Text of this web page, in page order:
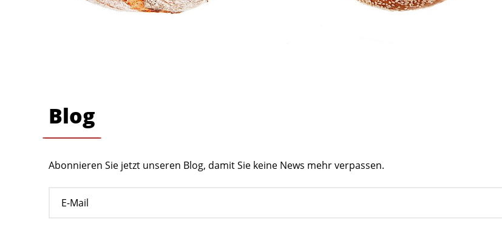
Blog
Abonnieren Sie jetzt unseren Blog, damit Sie keine News mehr verpassen.